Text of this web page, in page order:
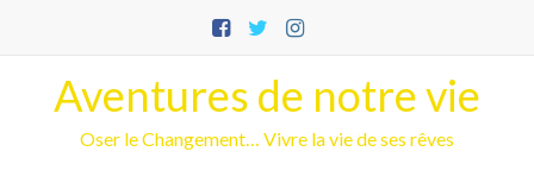
Aventures de notre vie
Oser le Changement… Vivre la vie de ses rêves